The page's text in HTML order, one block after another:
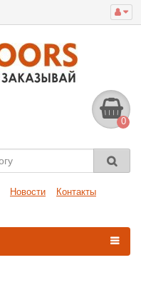
0
Новости
Контакты